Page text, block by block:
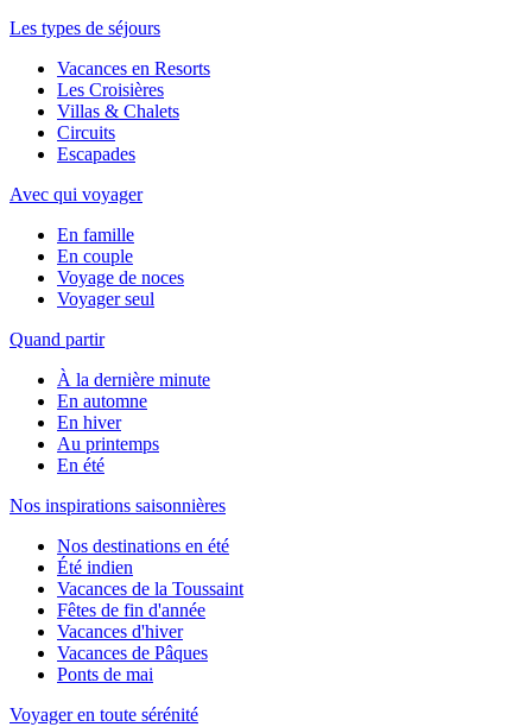
Les types de séjours
Vacances en Resorts
Les Croisières
Villas & Chalets
Circuits
Escapades
Avec qui voyager
En famille
En couple
Voyage de noces
Voyager seul
Quand partir
À la dernière minute
En automne
En hiver
Au printemps
En été
Nos inspirations saisonnières
Nos destinations en été
Été indien
Vacances de la Toussaint
Fêtes de fin d'année
Vacances d'hiver
Vacances de Pâques
Ponts de mai
Voyager en toute sérénité